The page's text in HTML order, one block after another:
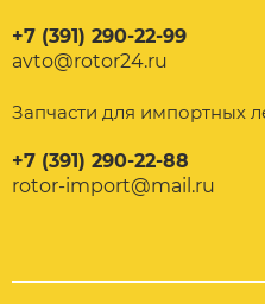
+7 (391) 290-22-99
avto@rotor24.ru
Запчасти для импортных
+7 (391) 290-22-88
rotor-import@mail.ru